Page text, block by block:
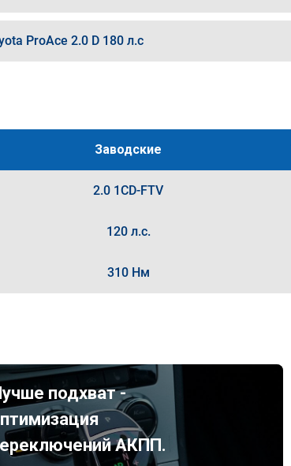
ProAce 2.0 D 180 л.с
Заводские
2.0 1CD-FTV
120 л.с.
310 Нм
подхват -
АКПП.